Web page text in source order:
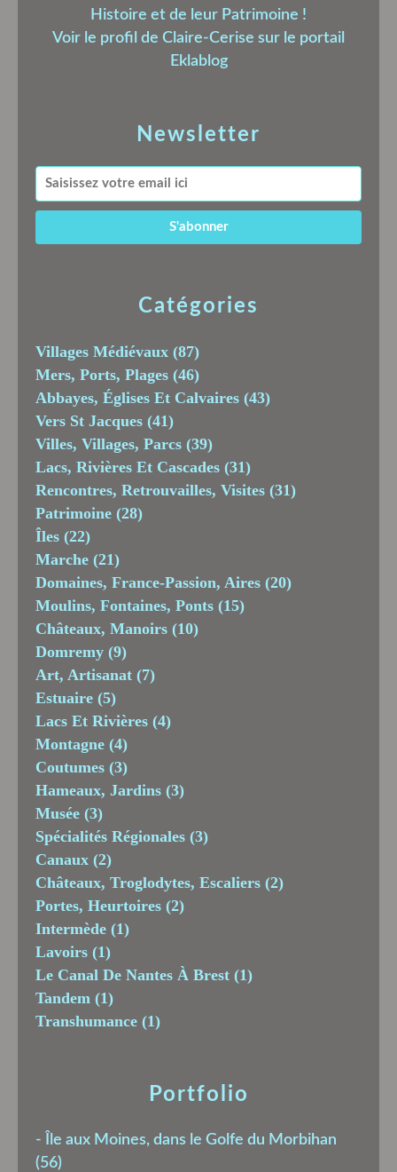
Newsletter
Catégories
Villages Médiévaux (87)
Mers, Ports, Plages (46)
Abbayes, Églises Et Calvaires (43)
Vers St Jacques (41)
Villes, Villages, Parcs (39)
Lacs, Rivières Et Cascades (31)
Rencontres, Retrouvailles, Visites (31)
Patrimoine (28)
Îles (22)
Marche (21)
Domaines, France-Passion, Aires (20)
Moulins, Fontaines, Ponts (15)
Châteaux, Manoirs (10)
Domremy (9)
Art, Artisanat (7)
Estuaire (5)
Lacs Et Rivières (4)
Montagne (4)
Coutumes (3)
Hameaux, Jardins (3)
Musée (3)
Spécialités Régionales (3)
Canaux (2)
Châteaux, Troglodytes, Escaliers (2)
Portes, Heurtoires (2)
Intermède (1)
Lavoirs (1)
Le Canal De Nantes À Brest (1)
Tandem (1)
Transhumance (1)
Histoire et de leur Patrimoine !
Voir le profil de Claire-Cerise sur le portail
Eklablog
Portfolio
- Île aux Moines, dans le Golfe du Morbihan
(56)